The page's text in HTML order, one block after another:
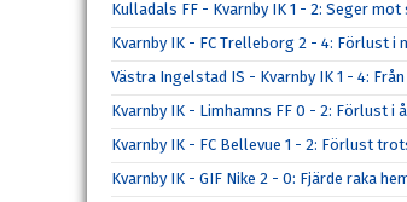
Kulladals FF - Kvarnby IK 1 - 2: Seger mot
Kvarnby IK - FC Trelleborg 2 - 4: Förlust i
Västra Ingelstad IS - Kvarnby IK 1 - 4:
Kvarnby IK - Limhamns FF 0 - 2: Förlust i
Kvarnby IK - FC Bellevue 1 - 2: Förlust
Kvarnby IK - GIF Nike 2 - 0: Fjärde raka